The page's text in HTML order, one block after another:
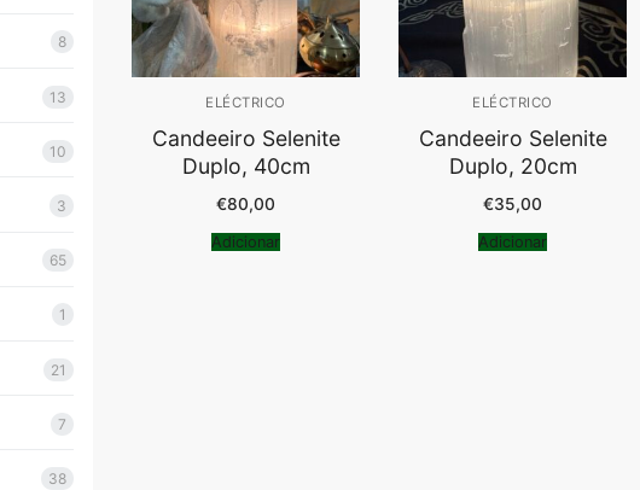
ELÉCTRICO
Candeeiro Selenite
Duplo, 40cm
€80,00
Adicionar
ELÉCTRICO
Candeeiro Selenite
Duplo, 20cm
€35,00
Adicionar
8
13
10
3
65
1
21
7
38